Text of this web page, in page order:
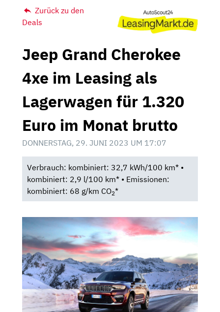
Zurück zu den
Deals
Jeep Grand Cherokee
4xe im Leasing als
Lagerwagen für 1.320
Euro im Monat brutto
DONNERSTAG, 29. JUNI 2023 UM 17:07
Verbrauch: kombiniert: 32,7 kWh/100 km* •
kombiniert: 2,9 l/100 km* • Emissionen:
kombiniert: 68 g/km CO2*